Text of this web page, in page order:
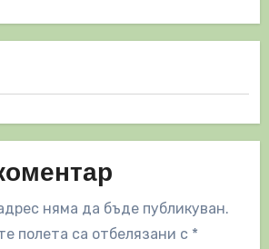
няма да бъде публикуван.
полета са отбелязани с *